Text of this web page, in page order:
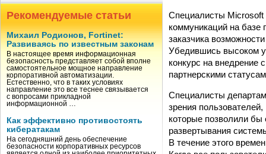
Рекомендуемые статьи
Михаил Родионов, Fortinet:
Развиваясь по известным законам
В настоящее время информационная
безопасность представляет собой вполне
самостоятельное мощное направление
корпоративной автоматизации.
Естественно, что в таких условиях
направление это все теснее связывается
с вопросами прикладной
информационной …
Как эффективно противостоять
кибератакам
На сегодняшний день обеспечение
безопасности корпоративных ресурсов
Специалисты
коммуникаций на базе
заказчика
Убедившись высоком
конкурс на
партнерскими
Специалисты
зрения
которые позволили бы
развертывания
В течение этого